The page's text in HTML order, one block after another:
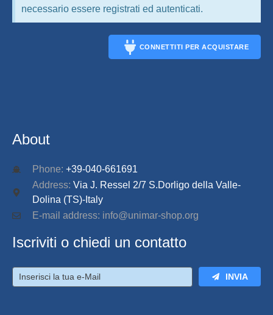
necessario essere registrati ed autenticati.
CONNETTITI PER ACQUISTARE
About
Phone: +39-040-661691
Address: Via J. Ressel 2/7 S.Dorligo della Valle-
Dolina (TS)-Italy
E-mail address: info@unimar-shop.org
Iscriviti o chiedi un contatto
INVIA